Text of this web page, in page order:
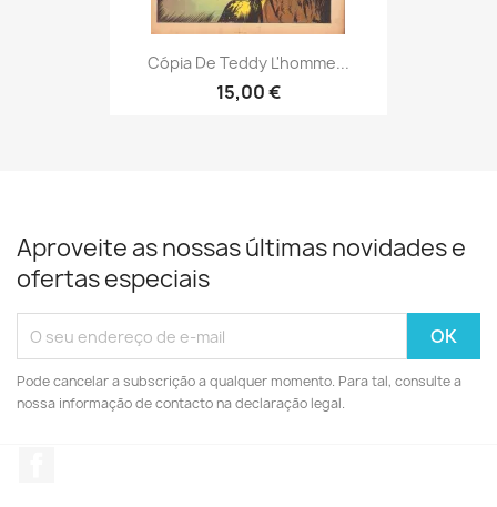
Cópia De Teddy L'homme...
15,00 €
Aproveite as nossas últimas novidades e
ofertas especiais
Pode cancelar a subscrição a qualquer momento. Para tal, consulte a
nossa informação de contacto na declaração legal.